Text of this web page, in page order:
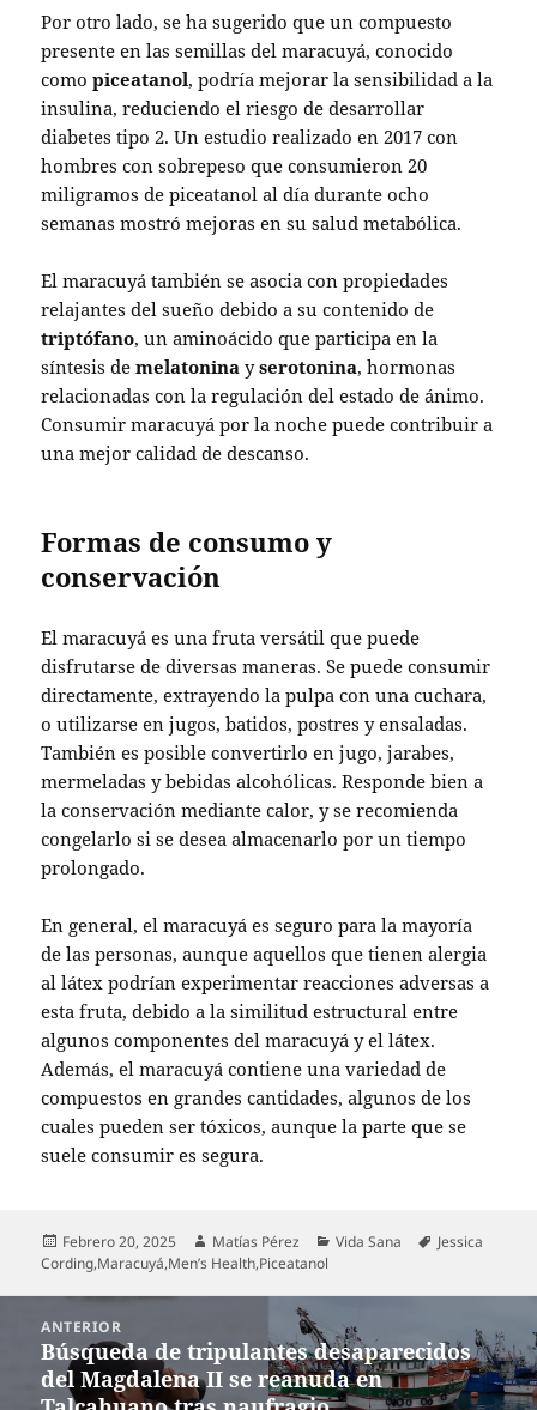
Por otro lado, se ha sugerido que un compuesto
presente en las semillas del maracuyá, conocido
comopiceatanol, podría mejorar la sensibilidad a la
insulina, reduciendo el riesgo de desarrollar
diabetes tipo 2. Un estudio realizado en 2017 con
hombres con sobrepeso que consumieron 20
miligramos de piceatanol al día durante ocho
semanas mostró mejoras en su salud metabólica.
El maracuyá también se asocia con propiedades
relajantes del sueño debido a su contenido de
triptófano, un aminoácido que participa en la
síntesis demelatonina yserotonina, hormonas
relacionadas con la regulación del estado de ánimo.
Consumir maracuyá por la noche puede contribuir a
una mejor calidad de descanso.
Formas de consumo y
conservación
El maracuyá es una fruta versátil que puede
disfrutarse de diversas maneras. Se puede consumir
directamente, extrayendo la pulpa con una cuchara,
o utilizarse en jugos, batidos, postres y ensaladas.
También es posible convertirlo en jugo, jarabes,
mermeladas y bebidas alcohólicas. Responde bien a
la conservación mediante calor, y se recomienda
congelarlo si se desea almacenarlo por un tiempo
prolongado.
En general, el maracuyá es seguro para la mayoría
de las personas, aunque aquellos que tienen alergia
al látex podrían experimentar reacciones adversas a
esta fruta, debido a la similitud estructural entre
algunos componentes del maracuyá y el látex.
Además, el maracuyá contiene una variedad de
compuestos en grandes cantidades, algunos de los
cuales pueden ser tóxicos, aunque la parte que se
suele consumir es segura.
Publicado
el
Febrero 20, 2025 Autor
Matías Pérez Categorías
Vida Sana Etiquetas
Jessica
Cording,Maracuyá,Men’s Health,Piceatanol
entradas
ANTERIOR
Entrada
anterior:
Búsqueda de tripulantes desaparecidos
del Magdalena II se reanuda en